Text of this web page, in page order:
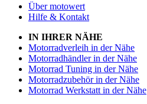
Über motowert
Hilfe & Kontakt
IN IHRER NÄHE
Motorradverleih in der Nähe
Motorradhändler in der Nähe
Motorrad Tuning in der Nähe
Motorradzubehör in der Nähe
Motorrad Werkstatt in der Nähe